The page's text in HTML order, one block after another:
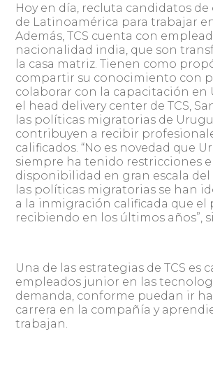
Hoy en día, recluta candidatos de
de Latinoamérica para trabajar
Además, TCS cuenta con
nacionalidad india, que son
la casa matriz. Tienen como
compartir su conocimiento con
colaborar con la capacitación en
el head delivery center de TCS,
las políticas migratorias de
contribuyen a recibir
calificados. “No es novedad que
siempre ha tenido restricciones
disponibilidad en gran escala
las políticas migratorias se han
a la inmigración calificada que el
recibiendo en los últimos años”,
Una de las estrategias de TCS es
empleados junior en las
demanda, conforme puedan ir
carrera en la compañía y
trabajan.